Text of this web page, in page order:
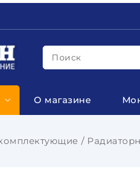
Поиск
О магазине